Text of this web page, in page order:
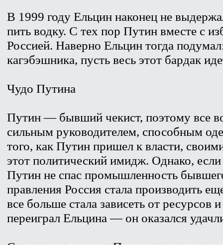
В 1999 году Ельцин наконец не
пить водку. С тех пор Путин вместе с
Россией. Наверно Ельцин тогда
кагэбэшника, пусть весь этот бардак
Чудо Путина
Путин — бывший чекист, поэтому все
сильным руководителем, способным
того, как Путин пришел к власти,
этот политический имидж. Однако,
Путин не спас промышленность
правления Россия стала производить
все больше стала зависеть от
переиграл Ельцина — он оказался